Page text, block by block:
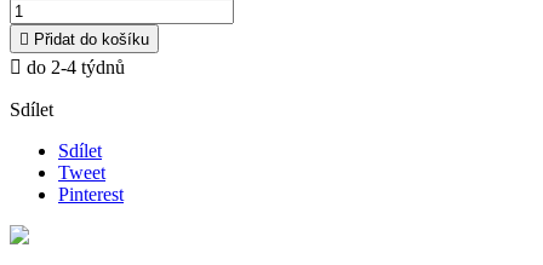
 Přidat do košíku
 do 2-4 týdnů
Sdílet
Sdílet
Tweet
Pinterest